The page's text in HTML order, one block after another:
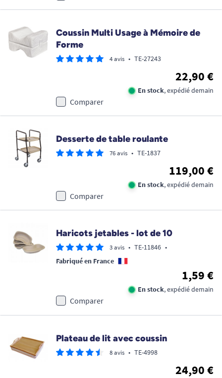
Coussin Multi Usage à Mémoire de
Forme
4 avis • TE-27243
22,90 €
En stock, expédié demain
Comparer
Desserte de table roulante
76 avis • TE-1837
119,00 €
En stock, expédié demain
Comparer
Haricots jetables - lot de 10
3 avis • TE-11846 •
Fabriqué en France
1,59 €
En stock, expédié demain
Comparer
Plateau de lit avec coussin
8 avis • TE-4998
24,90 €